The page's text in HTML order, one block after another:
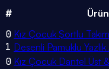
# Ürün
0
1
Kız Çocuk Şortlu
Desenli Pamuklu Yazlık
0 Kız Çocuk Dantel Üst